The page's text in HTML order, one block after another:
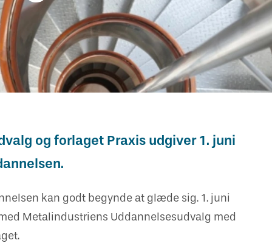
og forlaget Praxis udgiver 1. juni
kan godt begynde at glæde sig. 1. juni
Metalindustriens Uddannelsesudvalg med